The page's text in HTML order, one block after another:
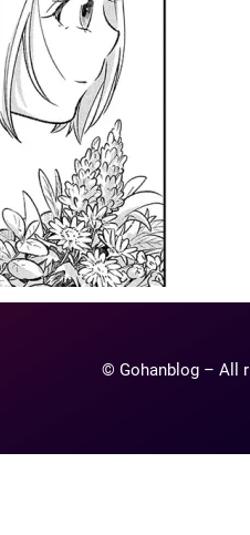
© Gohanblog – All